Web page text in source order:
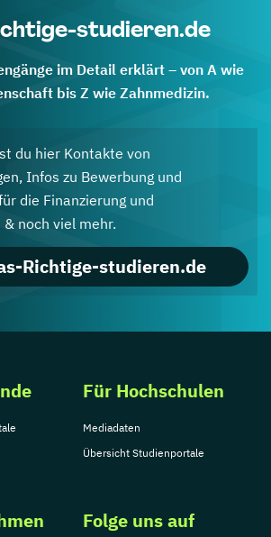
studieren.de
im Detail erklärt – von A wie
bis Z wie Zahnmedizin.
du hier Kontakte von
Infos zu Bewerbung und
die Finanzierung und
noch viel mehr.
Richtige-studieren.de
Für Hochschulen
Mediadaten
Übersicht Studienportale
Folge uns auf